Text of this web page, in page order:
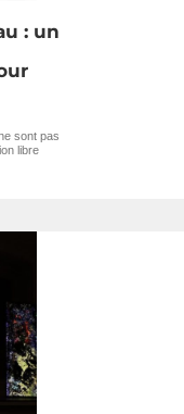
: un
sont pas
libre